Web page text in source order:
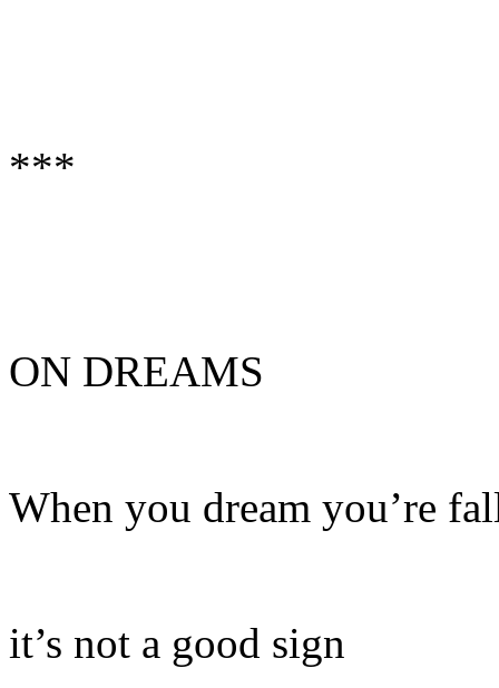
***
ON DREAMS
When you dream you’re
it’s not a good sign